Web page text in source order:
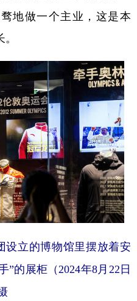
地做一个主业，这是本
设立的博物馆里摆放着安
”的展柜（2024年8月22日